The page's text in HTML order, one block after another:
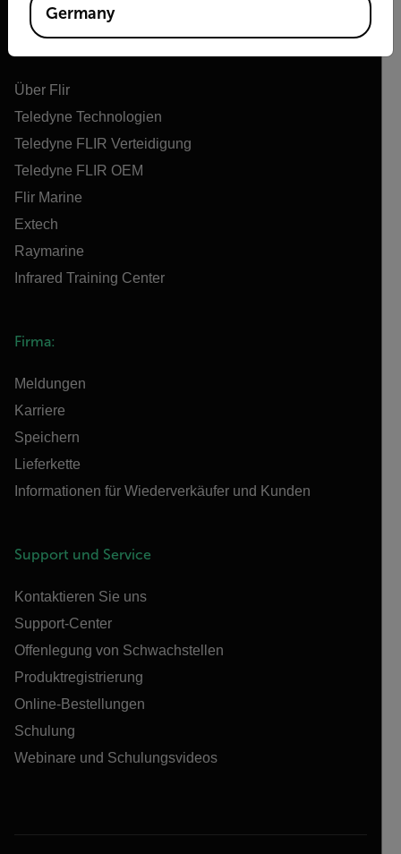
Über Flir
Teledyne Technologien
Teledyne FLIR Verteidigung
Teledyne FLIR OEM
Flir Marine
Extech
Raymarine
Infrared Training Center
Firma:
Meldungen
Karriere
Speichern
Lieferkette
Informationen für Wiederverkäufer und Kunden
Support und Service
Kontaktieren Sie uns
Support-Center
Offenlegung von Schwachstellen
Produktregistrierung
Online-Bestellungen
Schulung
Webinare und Schulungsvideos
Germany